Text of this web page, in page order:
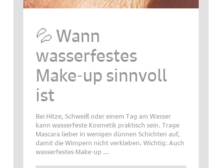
💦 Wann
wasserfestes
Make-up sinnvoll
ist
Bei Hitze, Schweiß oder einem Tag am Wasser
kann wasserfeste Kosmetik praktisch sein. Trage
Mascara lieber in wenigen dünnen Schichten auf,
damit die Wimpern nicht verkleben. Wichtig: Auch
wasserfestes Make-up ...